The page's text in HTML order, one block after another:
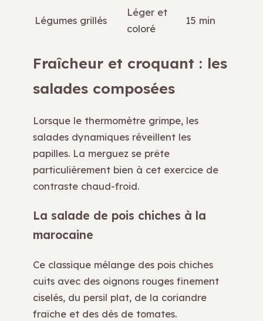
Légumes grillés
Léger et
coloré
15 min
Fraîcheur et croquant : les
salades composées
Lorsque le thermomètre grimpe, les
salades dynamiques réveillent les
papilles. La merguez se prête
particulièrement bien à cet exercice de
contraste chaud-froid.
La salade de pois chiches à la
marocaine
Ce classique mélange des pois chiches
cuits avec des oignons rouges finement
ciselés, du persil plat, de la coriandre
fraîche et des dés de tomates.